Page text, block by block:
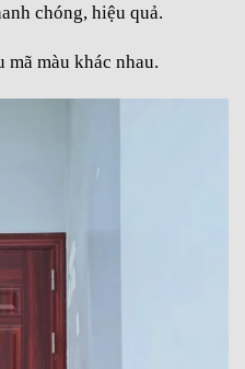
chóng, hiệu quả.
mã màu khác nhau.